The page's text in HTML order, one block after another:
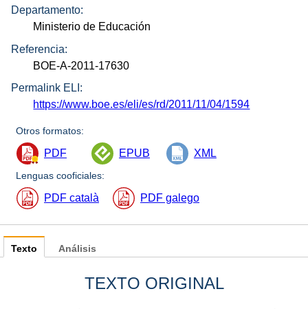
Departamento:
Ministerio de Educación
Referencia:
BOE-A-2011-17630
Permalink ELI:
https://www.boe.es/eli/es/rd/2011/11/04/1594
Otros formatos:
PDF EPUB XML
Lenguas cooficiales:
PDF català PDF galego
Texto
TEXTO ORIGINAL
Análisis